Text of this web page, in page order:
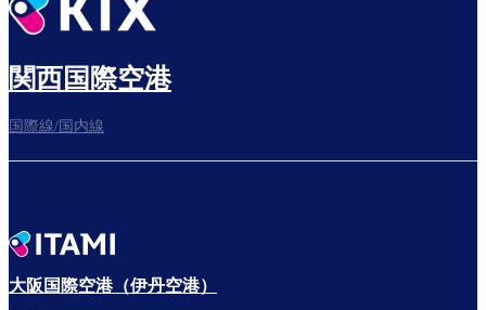
関西国際空港
国際線/国内線
大阪国際空港（伊丹空港）